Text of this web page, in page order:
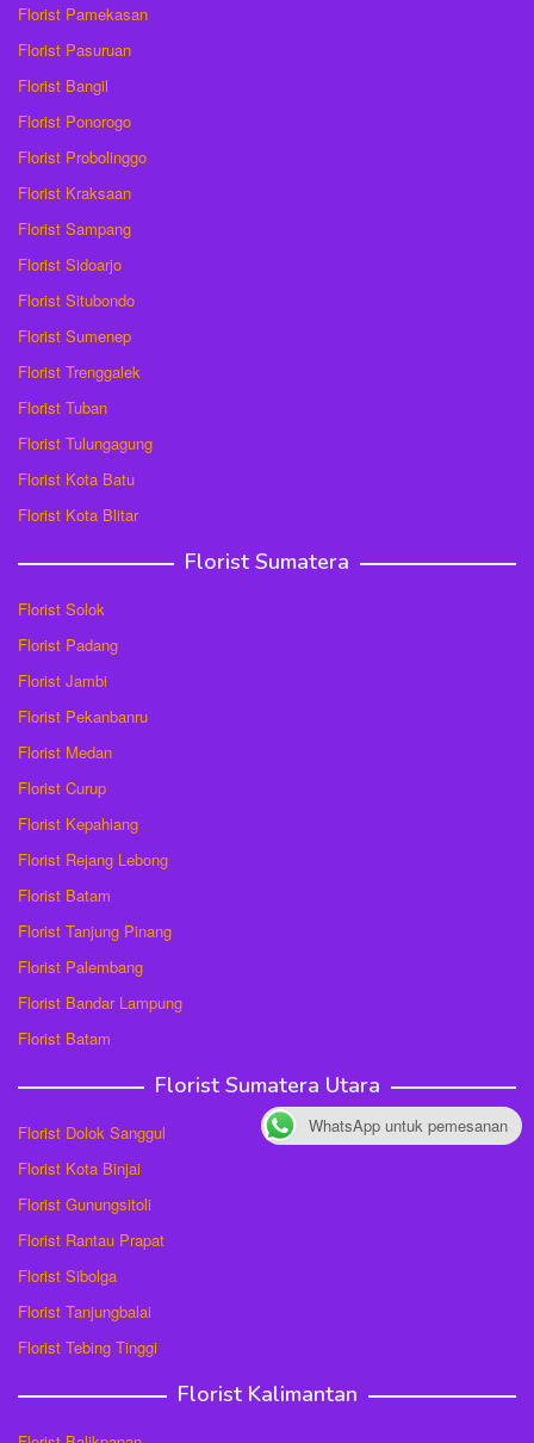
Florist Pamekasan
Florist Pasuruan
Florist Bangil
Florist Ponorogo
Florist Probolinggo
Florist Kraksaan
Florist Sampang
Florist Sidoarjo
Florist Situbondo
Florist Sumenep
Florist Trenggalek
Florist Tuban
Florist Tulungagung
Florist Kota Batu
Florist Kota Blitar
Florist Sumatera
Florist Solok
Florist Padang
Florist Jambi
Florist Pekanbanru
Florist Medan
Florist Curup
Florist Kepahiang
Florist Rejang Lebong
Florist Batam
Florist Tanjung Pinang
Florist Palembang
Florist Bandar Lampung
Florist Batam
Florist Sumatera Utara
Florist Dolok Sanggul
Florist Kota Binjai
Florist Gunungsitoli
Florist Rantau Prapat
Florist Sibolga
Florist Tanjungbalai
Florist Tebing Tinggi
Florist Kalimantan
WhatsApp untuk pemesanan